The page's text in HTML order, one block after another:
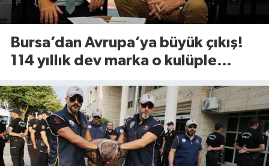
Bursa’dan Avrupa’ya büyük çıkış!
114 yıllık dev marka o kulüple